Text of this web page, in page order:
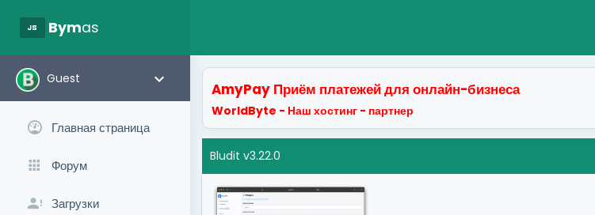
javascript Bymas
keyboard_arrow_down
Guest
Главная страница
Форум
Загрузки
AmyPay Приём платежей для онлайн-бизнеса
WorldByte - Наш хостинг - партнер
Bludit v3.22.0